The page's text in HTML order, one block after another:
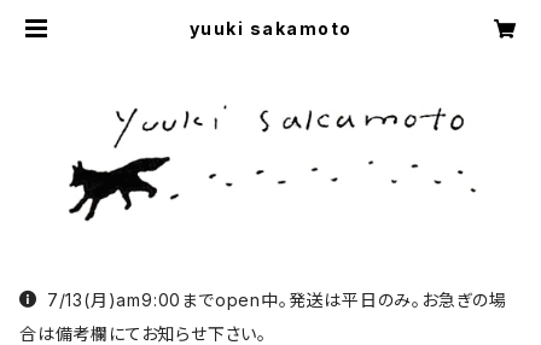
yuuki sakamoto
7/13(月)am9:00までopen中。発送は平日のみ。お急ぎの場
合は備考欄にてお知らせ下さい。